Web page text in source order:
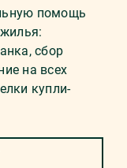
помощь
сбор
на всех
купли-